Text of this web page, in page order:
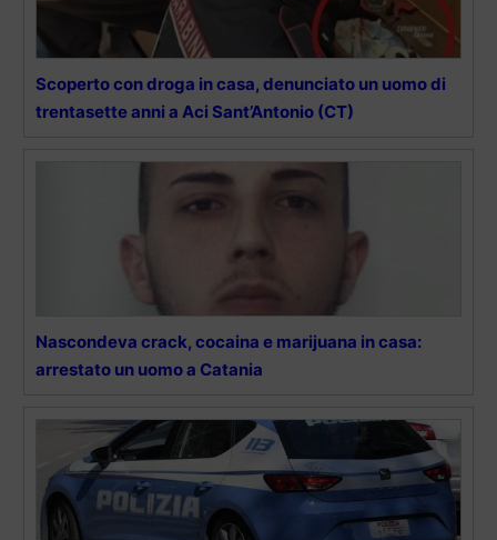
Scoperto con droga in casa, denunciato un uomo di
trentasette anni a Aci Sant’Antonio (CT)
Nascondeva crack, cocaina e marijuana in casa:
arrestato un uomo a Catania